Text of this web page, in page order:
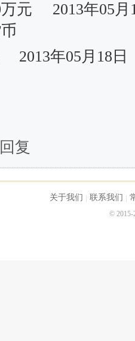
元
2013年05月
2013年05月18日
回复
关于我们 联系我们
© 2015-